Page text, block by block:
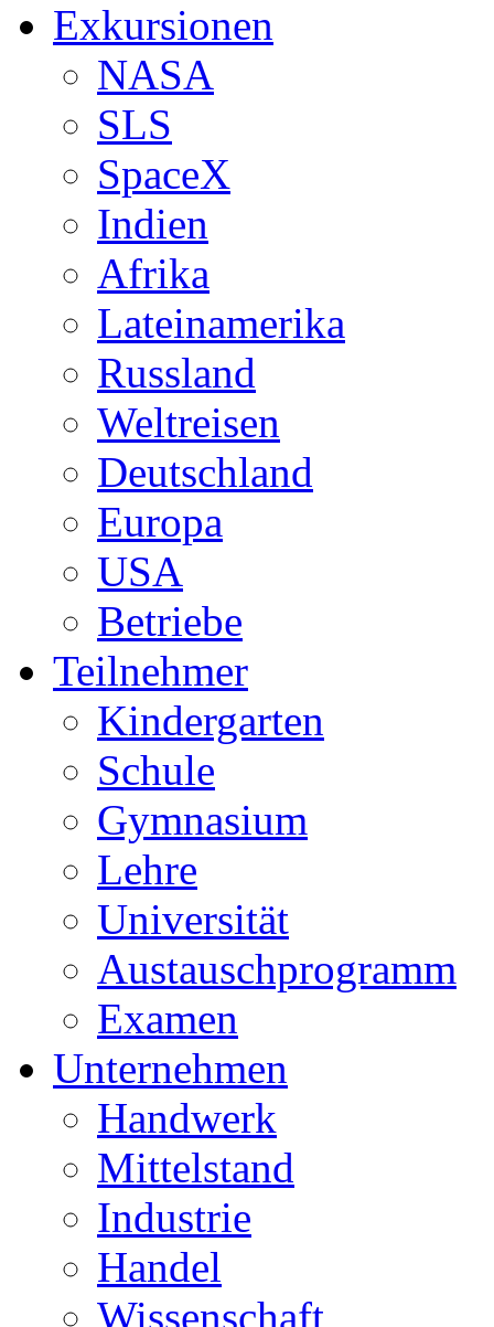
Exkursionen
NASA
SLS
SpaceX
Indien
Afrika
Lateinamerika
Russland
Weltreisen
Deutschland
Europa
USA
Betriebe
Teilnehmer
Kindergarten
Schule
Gymnasium
Lehre
Universität
Austauschprogramm
Examen
Unternehmen
Handwerk
Mittelstand
Industrie
Handel
Wissenschaft